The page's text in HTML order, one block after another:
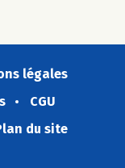
légales
CGU
du site